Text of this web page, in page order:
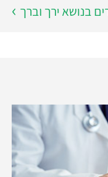
בנושא ירך וברך